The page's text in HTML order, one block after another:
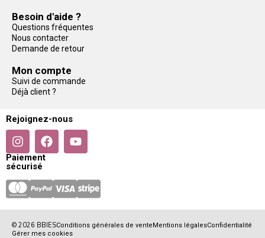
Besoin d'aide ?
Questions fréquentes
Nous contacter
Demande de retour
Mon compte
Suivi de commande
Déjà client ?
Rejoignez-nous
Paiement
sécurisé
© 2026 BBIESConditions générales de venteMentions légalesConfidentialité
Gérer mes cookies